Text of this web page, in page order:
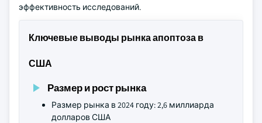
эффективность исследований.
Ключевые выводы рынка апоптоза в
США
Размер и рост рынка
Размер рынка в 2024 году: 2,6 миллиарда
долларов США